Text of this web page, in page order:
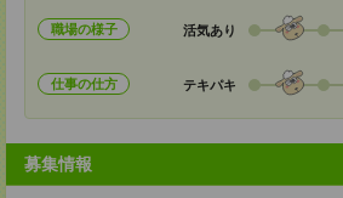
職場の様子 活気あり
仕事の仕方 テキパキ
募集情報